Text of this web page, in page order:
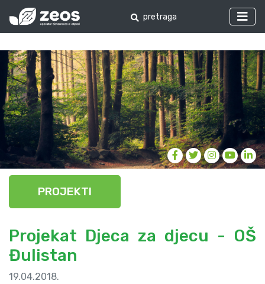
PROJEKTI
Projekat Djeca za djecu - OŠ
Đulistan
19.04.2018.